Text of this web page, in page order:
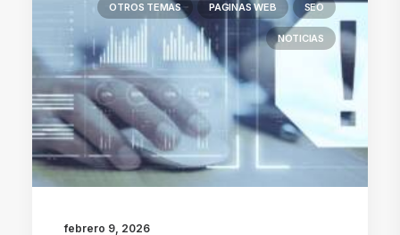
OTROS TEMAS PAGINAS WEB SEO
NOTICIAS
febrero 9, 2026